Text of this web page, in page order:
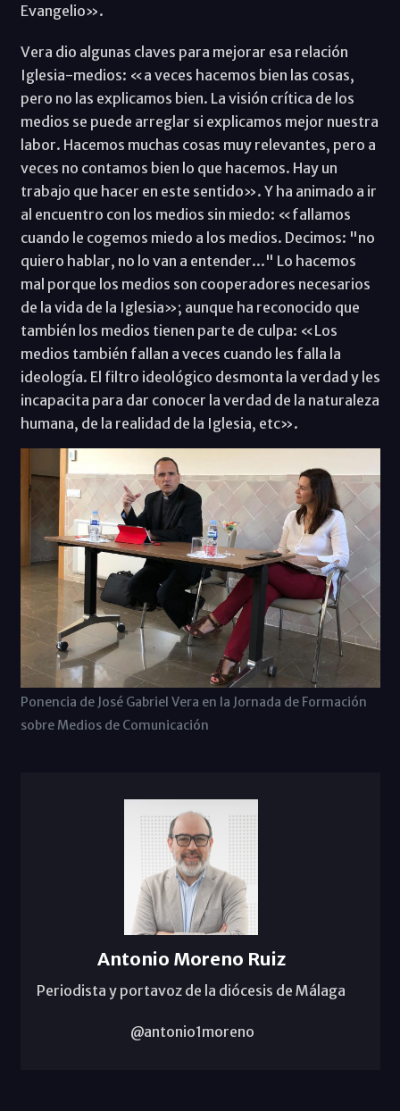
Evangelio».
Vera dio algunas claves para mejorar esa relación
Iglesia-medios: «a veces hacemos bien las cosas,
pero no las explicamos bien. La visión crítica de los
medios se puede arreglar si explicamos mejor nuestra
labor. Hacemos muchas cosas muy relevantes, pero a
veces no contamos bien lo que hacemos. Hay un
trabajo que hacer en este sentido». Y ha animado a ir
al encuentro con los medios sin miedo: «fallamos
cuando le cogemos miedo a los medios. Decimos: "no
quiero hablar, no lo van a entender..." Lo hacemos
mal porque los medios son cooperadores necesarios
de la vida de la Iglesia»; aunque ha reconocido que
también los medios tienen parte de culpa: «Los
medios también fallan a veces cuando les falla la
ideología. El filtro ideológico desmonta la verdad y les
incapacita para dar conocer la verdad de la naturaleza
humana, de la realidad de la Iglesia, etc».
Ponencia de José Gabriel Vera en la Jornada de Formación
sobre Medios de Comunicación
Antonio Moreno Ruiz
Periodista y portavoz de la diócesis de Málaga
@antonio1moreno